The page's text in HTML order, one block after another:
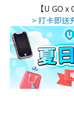
【U GO x
> 打卡即送